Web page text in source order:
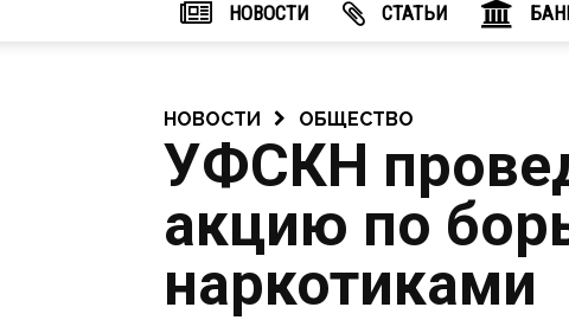
НОВОСТИ CТАТЬИ
НОВОСТИ ОБЩЕСТВО
УФСКН
акцию по
наркотиками